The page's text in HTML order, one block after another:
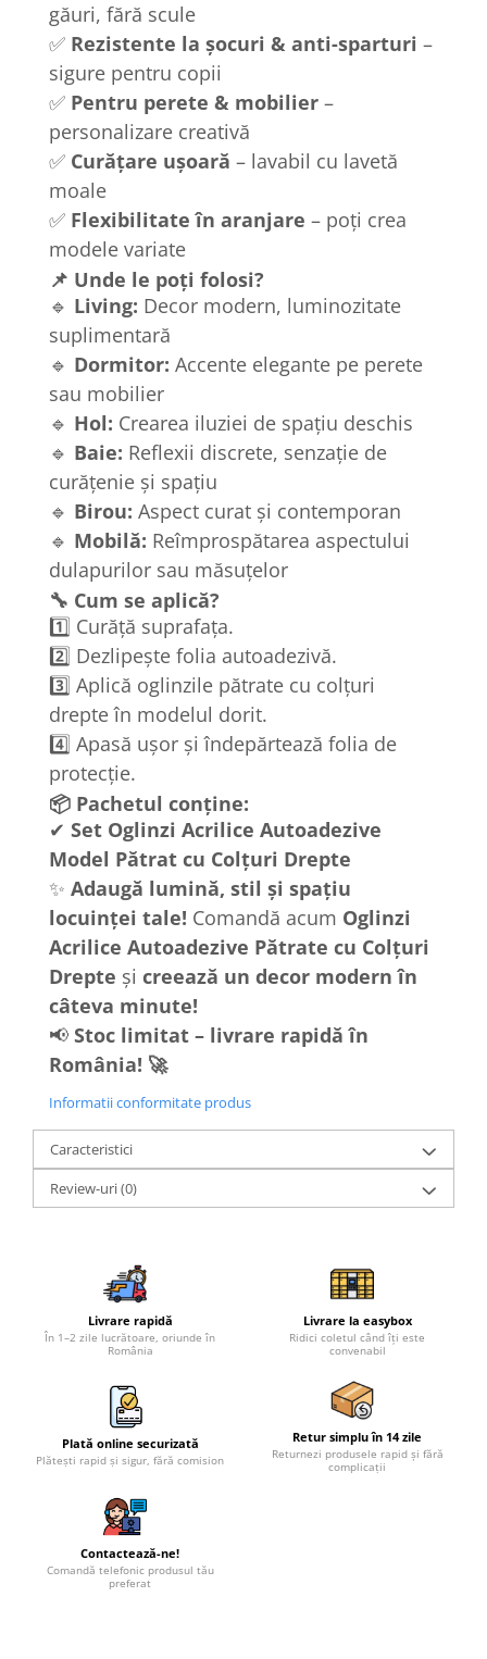
găuri, fără scule
✅ Rezistente la șocuri & anti-sparturi –
sigure pentru copii
✅ Pentru perete & mobilier –
personalizare creativă
✅ Curățare ușoară – lavabil cu lavetă
moale
✅ Flexibilitate în aranjare – poți crea
modele variate
📌 Unde le poți folosi?
🔹 Living: Decor modern, luminozitate
suplimentară
🔹 Dormitor: Accente elegante pe perete
sau mobilier
🔹 Hol: Crearea iluziei de spațiu deschis
🔹 Baie: Reflexii discrete, senzație de
curățenie și spațiu
🔹 Birou: Aspect curat și contemporan
🔹 Mobilă: Reîmprospătarea aspectului
dulapurilor sau măsuțelor
🔧 Cum se aplică?
1️⃣ Curăță suprafața.
2️⃣ Dezlipește folia autoadezivă.
3️⃣ Aplică oglinzile pătrate cu colțuri
drepte în modelul dorit.
4️⃣ Apasă ușor și îndepărtează folia de
protecție.
📦 Pachetul conține:
✔ Set Oglinzi Acrilice Autoadezive
Model Pătrat cu Colțuri Drepte
✨ Adaugă lumină, stil și spațiu
locuinței tale! Comandă acum Oglinzi
Acrilice Autoadezive Pătrate cu Colțuri
Drepte și creează un decor modern în
câteva minute!
📢 Stoc limitat – livrare rapidă în
România! 🚀
Informatii conformitate produs
Caracteristici
Review-uri(0)
Livrare rapidă
În 1–2 zile lucrătoare, oriunde în
România
Livrare la easybox
Ridici coletul când îți este
convenabil
Plată online securizată
Plătești rapid și sigur, fără comision
Retur simplu în 14 zile
Returnezi produsele rapid și fără
complicații
Contactează-ne!
Comandă telefonic produsul tău
preferat